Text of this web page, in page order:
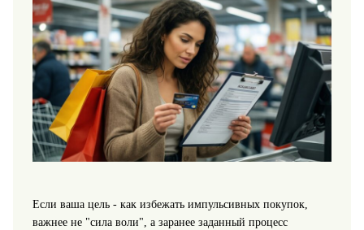
Если ваша цель - как избежать импульсивных покупок,
важнее не "сила воли", а заранее заданный процесс